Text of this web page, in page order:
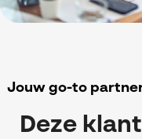
Jouw go-to
Deze